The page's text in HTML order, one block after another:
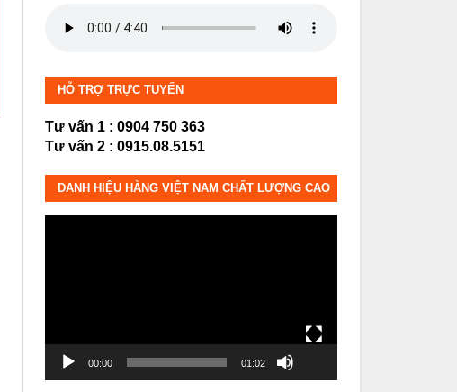
HỖ TRỢ TRỰC TUYẾN
Tư vấn 1 : 0904 750 363
Tư vấn 2 : 0915.08.5151
DANH HIỆU HÀNG VIỆT NAM CHẤT LƯỢNG CAO
00:00 01:02